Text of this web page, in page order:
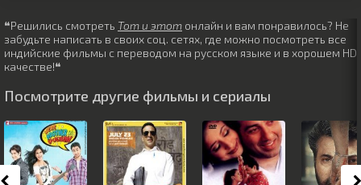
❝Решились смотреть Тот и этот онлайн и вам понравилось? Не
забудьте написать в своих соц. сетях, где можно посмотреть все
индийские фильмы с переводом на русском языке и в хорошем HD
качестве!❝
Посмотрите другие фильмы и сериалы